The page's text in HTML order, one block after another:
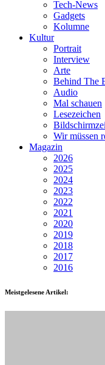
Tech-News
Gadgets
Kolumne
Kultur
Portrait
Interview
Arte
Behind The
Audio
Mal schauen
Lesezeichen
Wir müssen
Magazin
2026
2025
2024
2023
2022
2021
2020
2019
2018
2017
2016
Meistgelesene Artikel: